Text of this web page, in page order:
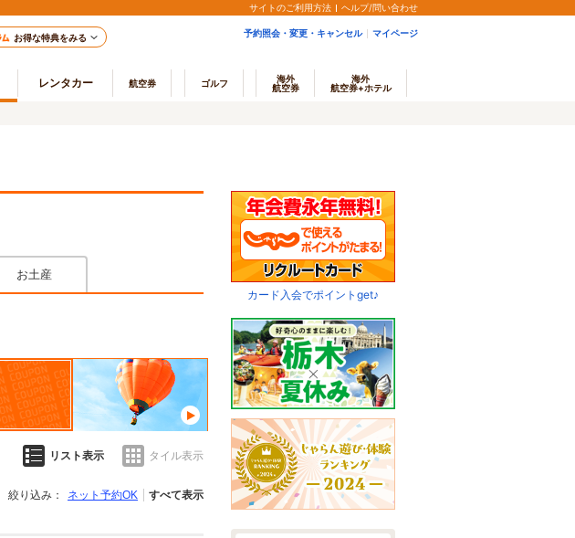
サイトのご利用方法 ヘルプ/問い合わせ
お得な特典をみる 予約照会・変更・キャンセル マイページ
レンタカー 航空券 ゴルフ
海外
航空券
海外
航空券+ホテル
お土産
リスト表示 タイル表示
絞り込み： ネット予約OK すべて表示
カード入会でポイントget♪